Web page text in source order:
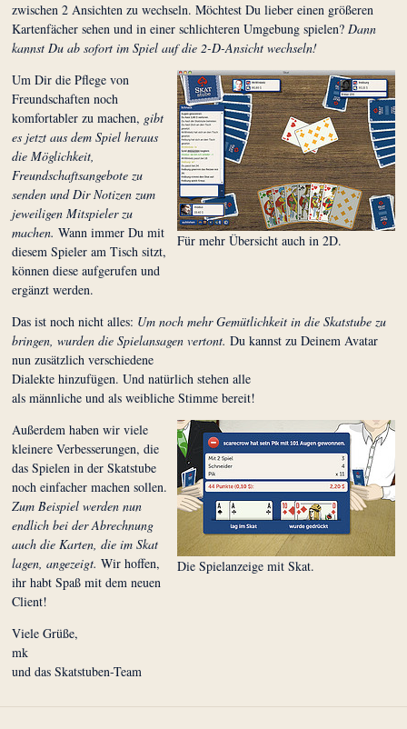
zwischen 2 Ansichten zu wechseln. Möchtest Du lieber einen größeren
Kartenfächer sehen und in einer schlichteren Umgebung spielen?Dann
kannst Du ab sofort im Spiel auf die 2-D-Ansicht wechseln!
Für mehr Übersicht auch in 2D.
Um Dir die Pflege von
Freundschaften noch
komfortabler zu machen, gibt
es jetzt aus dem Spiel heraus
die Möglichkeit,
Freundschaftsangebote zu
senden und Dir Notizen zum
jeweiligen Mitspieler zu
machen. Wann immer Du mit
diesem Spieler am Tisch sitzt,
können diese aufgerufen und
ergänzt werden.
Das ist noch nicht alles: Um noch mehr Gemütlichkeit in die Skatstube zu
bringen, wurden die Spielansagen vertont. Du kannst zu Deinem Avatar
nun zusätzlich verschiedene
Dialekte hinzufügen. Und natürlich stehen alle
als männliche und als weibliche Stimme bereit!
Die Spielanzeige mit Skat.
Außerdem haben wir viele
kleinere Verbesserungen, die
das Spielen in der Skatstube
noch einfacher machen sollen.
Zum Beispiel werden nun
endlich bei der Abrechnung
auch die Karten, die im Skat
lagen, angezeigt. Wir hoffen,
ihr habt Spaß mit dem neuen
Client!
Viele Grüße,
mk
und das Skatstuben-Team